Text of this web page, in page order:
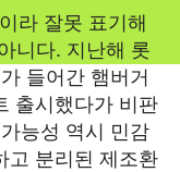
라 잘못 표기해
니다. 지난해 롯
들어간 햄버거
출시했다가 비판
능성 역시 민감
고 분리된 제조환